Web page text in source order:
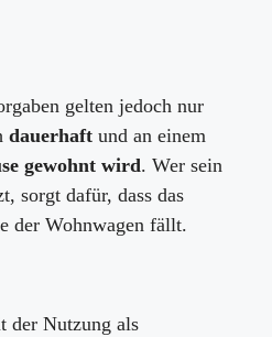
gelten jedoch nur
dauerhaft und an einem
gewohnt wird. Wer sein
sorgt dafür, dass das
der Wohnwagen fällt.
der Nutzung als